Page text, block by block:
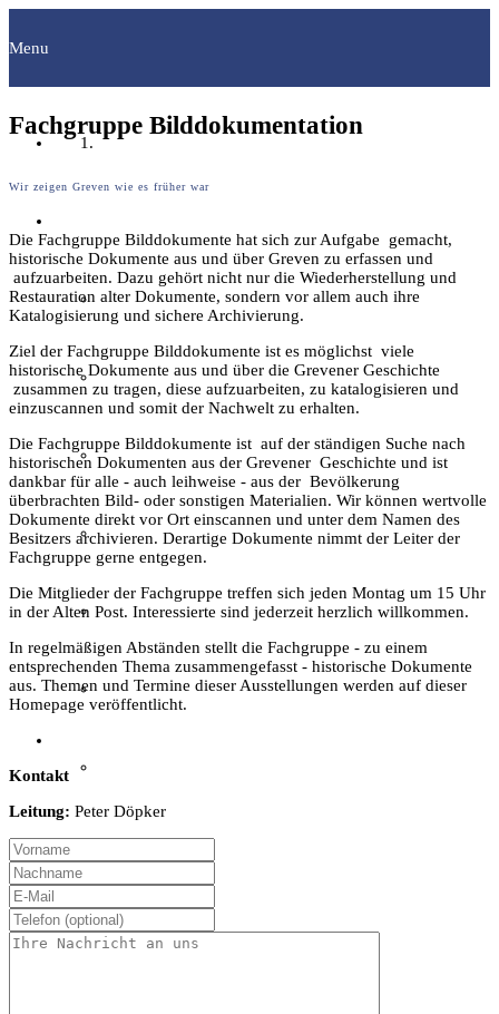
Menu
Startseite
Archäologie
Bilddokumentation
Familienforschung
Film & Video
Grevener aus aller Welt
Grevener Geschichte
Plattdeutsch
Sachsenhof
Fachgruppe Bilddokumentation
Wir zeigen Greven wie es früher war
Die Fachgruppe Bilddokumente hat sich zur Aufgabe gemacht,
historische Dokumente aus und über Greven zu erfassen und
aufzuarbeiten. Dazu gehört nicht nur die Wiederherstellung und
Restauration alter Dokumente, sondern vor allem auch ihre
Katalogisierung und sichere Archivierung.
Ziel der Fachgruppe Bilddokumente ist es möglichst viele
historische Dokumente aus und über die Grevener Geschichte
zusammen zu tragen, diese aufzuarbeiten, zu katalogisieren und
einzuscannen und somit der Nachwelt zu erhalten.
Die Fachgruppe Bilddokumente ist auf der ständigen Suche nach
historischen Dokumenten aus der Grevener Geschichte und ist
dankbar für alle - auch leihweise - aus der Bevölkerung
überbrachten Bild- oder sonstigen Materialien. Wir können wertvolle
Dokumente direkt vor Ort einscannen und unter dem Namen des
Besitzers archivieren. Derartige Dokumente nimmt der Leiter der
Fachgruppe gerne entgegen.
Die Mitglieder der Fachgruppe treffen sich jeden Montag um 15 Uhr
in der Alten Post. Interessierte sind jederzeit herzlich willkommen.
In regelmäßigen Abständen stellt die Fachgruppe - zu einem
entsprechenden Thema zusammengefasst - historische Dokumente
aus. Themen und Termine dieser Ausstellungen werden auf dieser
Homepage veröffentlicht.
Kontakt
Leitung: Peter Döpker